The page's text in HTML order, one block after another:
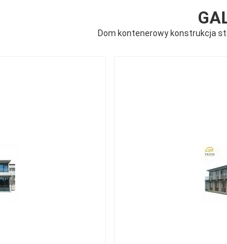
Dom kontenerowy konstrukcja